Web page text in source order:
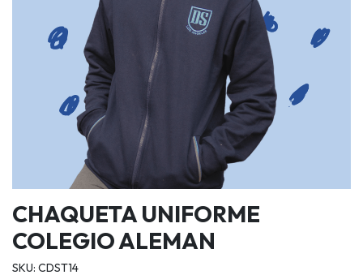
CHAQUETA UNIFORME
COLEGIO ALEMAN
SKU: CDST14